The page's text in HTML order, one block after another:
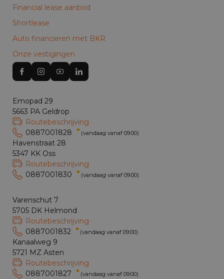
Financial lease aanbod
Shortlease
Auto financieren met BKR
Onze vestigingen
Emopad 29
5663 PA Geldrop
Routebeschrijving
0887001828
(vandaag vanaf 09:00)
Havenstraat 28
5347 KK Oss
Routebeschrijving
0887001830
(vandaag vanaf 09:00)
Varenschut 7
5705 DK Helmond
Routebeschrijving
0887001832
(vandaag vanaf 09:00)
Kanaalweg 9
5721 MZ Asten
Routebeschrijving
0887001827
(vandaag vanaf 09:00)